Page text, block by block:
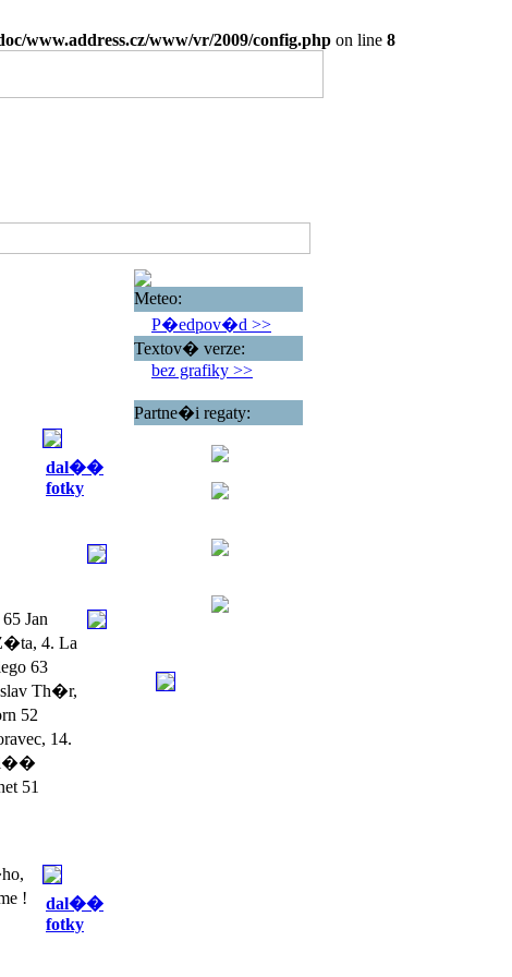
www.address.cz/www/vr/2009/config.php on line 8
dal��
fotky
Jan
4. La
63
Th�r,
52
14.
Ji��
51
!
dal��
fotky
Meteo:
P�edpov�d >>
Textov� verze:
bez grafiky >>
Partne�i regaty: